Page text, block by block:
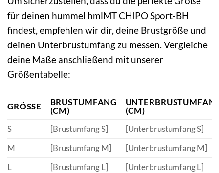
für deinen hummel hmlMT CHIPO Sport-BH
findest, empfehlen wir dir, deine Brustgröße und
deinen Unterbrustumfang zu messen. Vergleiche
deine Maße anschließend mit unserer
Größentabelle:
GRÖSSE
BRUSTUMFANG
(CM)
(CM)
S
[Brustumfang S]
[Unterbrustumfang S]
M
[Brustumfang M]
[Unterbrustumfang M]
L
[Brustumfang L] [Unterbrustumfang L]